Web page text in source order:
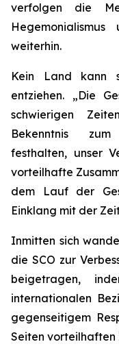
verfolgen die
weiterhin.
Kein Land kann
entziehen. „Die
schwierigen
Bekenntnis
festhalten, unser
vorteilhafte
dem Lauf der
Einklang mit der
Inmitten sich
die SCO zur
beigetragen,
internationalen
gegenseitigem
Seiten vorteilhaften